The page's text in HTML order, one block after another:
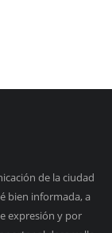
de la ciudad
bien informada, a
expresión y por